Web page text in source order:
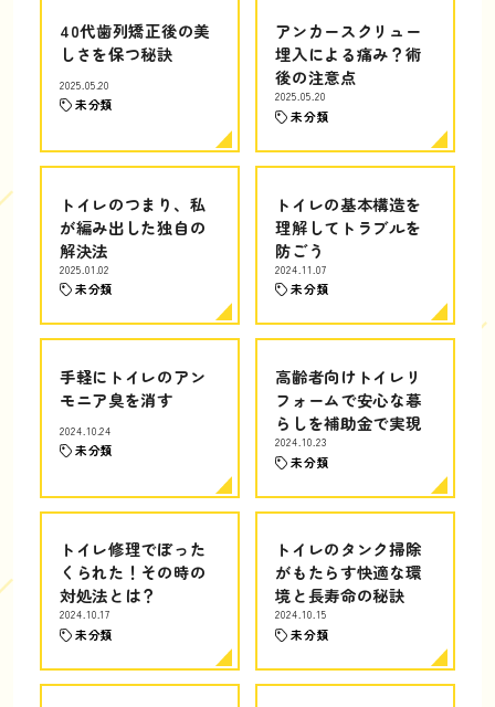
40代歯列矯正後の美
しさを保つ秘訣
2025.05.20
未分類
アンカースクリュー
埋入による痛み？術
後の注意点
2025.05.20
未分類
トイレのつまり、私
が編み出した独自の
解決法
2025.01.02
未分類
トイレの基本構造を
理解してトラブルを
防ごう
2024.11.07
未分類
手軽にトイレのアン
モニア臭を消す
2024.10.24
未分類
高齢者向けトイレリ
フォームで安心な暮
らしを補助金で実現
2024.10.23
未分類
トイレ修理でぼった
くられた！その時の
対処法とは？
2024.10.17
未分類
トイレのタンク掃除
がもたらす快適な環
境と長寿命の秘訣
2024.10.15
未分類